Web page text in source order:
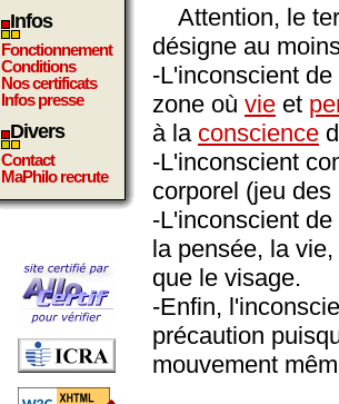
Infos
Fonctionnement
Conditions
Nos certificats
Infos presse
Divers
Contact
MaPhilo recrute
Attention, le
désigne au
-L'inconscient
zone où vie et
à la conscience
-L'inconscient
corporel (jeu
-L'inconscient
la pensée, la
que le visage.
-Enfin,
précaution
mouvement